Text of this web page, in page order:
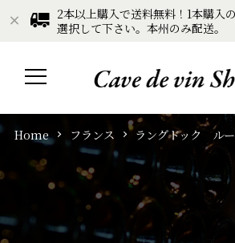
2本以上購入で送料無料！1本購入
選択して下さい。本州のみ配送。
Home フランス ラングドック ル